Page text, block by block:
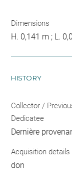
Dimensions
H. 0,141 m ; L.
HISTORY
Collector /
Dedicatee
Dernière
Acquisition details
don